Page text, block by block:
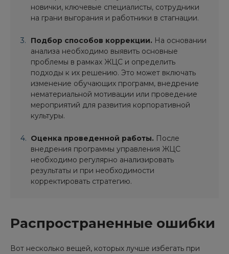
новички, ключевые специалисты, сотрудники
на грани выгорания и работники в стагнации.
Подбор способов коррекции. На основании
анализа необходимо выявить основные
проблемы в рамках ЖЦС и определить
подходы к их решению. Это может включать
изменение обучающих программ, внедрение
нематериальной мотивации или проведение
мероприятий для развития корпоративной
культуры.
Оценка проведенной работы. После
внедрения программы управления ЖЦС
необходимо регулярно анализировать
результаты и при необходимости
корректировать стратегию.
Распространенные ошибки
Вот несколько вещей, которых лучше избегать при